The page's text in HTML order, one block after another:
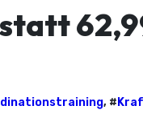
, #